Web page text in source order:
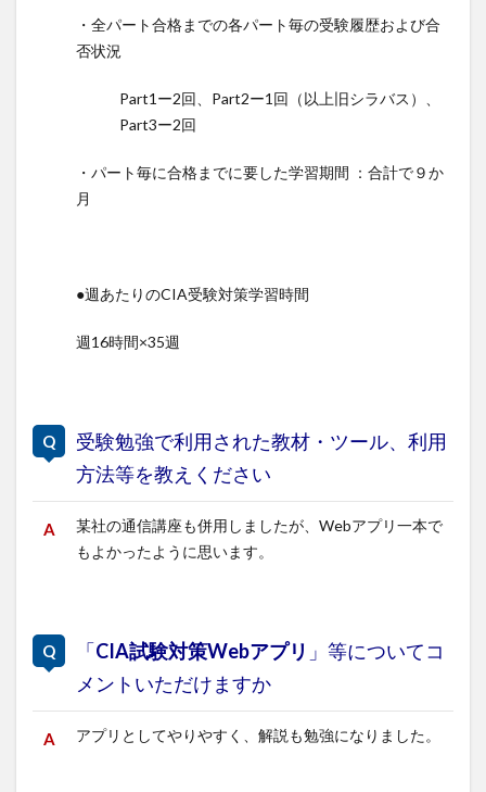
・全パート合格までの各パート毎の受験履歴および合
否状況
Part1ー2回、Part2ー1回（以上旧シラバス）、
Part3ー2回
・パート毎に合格までに要した学習期間 ：合計で９か
月
●週あたりのCIA受験対策学習時間
週16時間×35週
受験勉強で利用された教材・ツール、利用
方法等を教えください
某社の通信講座も併用しましたが、Webアプリ一本で
もよかったように思います。
「CIA試験対策Webアプリ 」等についてコ
メントいただけますか
アプリとしてやりやすく、解説も勉強になりました。